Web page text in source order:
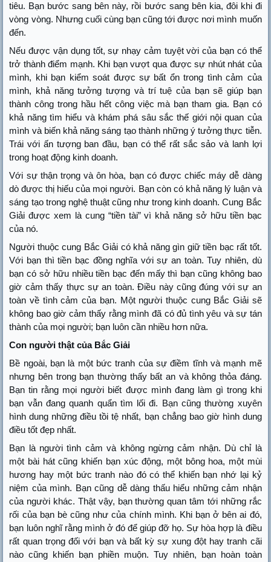
tiêu. Bạn bước sang bên này, rồi bước sang bên kia, đôi khi đi
vòng vòng. Nhưng cuối cùng bạn cũng tới được nơi mình muốn
đến.
Nếu được vận dụng tốt, sự nhạy cảm tuyệt vời của bạn có thể
trở thành điểm mạnh. Khi bạn vượt qua được sự nhút nhát của
mình, khi bạn kiểm soát được sự bất ổn trong tình cảm của
mình, khả năng tưởng tượng và trí tuệ của bạn sẽ giúp bạn
thành công trong hầu hết công việc mà bạn tham gia. Bạn có
khả năng tìm hiểu và khám phá sâu sắc thế giới nội quan của
mình và biến khả năng sáng tạo thành những ý tưởng thực tiễn.
Trái với ấn tượng ban đầu, bạn có thể rất sắc sảo và lanh lợi
trong hoạt động kinh doanh.
Với sự thận trọng và ôn hòa, bạn có được chiếc máy dễ dàng
dò được thị hiếu của mọi người. Bạn còn có khả năng lý luận và
sáng tạo trong nghệ thuật cũng như trong kinh doanh. Cung Bắc
Giải được xem là cung “tiền tài” vì khả năng sở hữu tiền bạc
của nó.
Người thuộc cung Bắc Giải có khả năng gìn giữ tiền bạc rất tốt.
Với bạn thì tiền bạc đồng nghĩa với sự an toàn. Tuy nhiên, dù
bạn có sở hữu nhiều tiền bạc đến mấy thì bạn cũng không bao
giờ cảm thấy thực sự an toàn. Điều này cũng đúng với sự an
toàn về tình cảm của bạn. Một người thuộc cung Bắc Giải sẽ
không bao giờ cảm thấy rằng mình đã có đủ tình yêu và sự tán
thành của mọi người; bạn luôn cần nhiều hơn nữa.
Con người thật của Bắc Giải
Bề ngoài, bạn là một bức tranh của sự điềm tĩnh và mạnh mẽ
nhưng bên trong bạn thường thấy bất an và không thỏa đáng.
Bạn tin rằng mọi người biết được mình đang làm gì trong khi
bạn vẫn đang quanh quẩn tìm lối đi. Bạn cũng thường xuyên
hình dung những điều tồi tệ nhất, bạn chẳng bao giờ hình dung
điều tốt đẹp nhất.
Bạn là người tình cảm và không ngừng cảm nhận. Dù chỉ là
một bài hát cũng khiến bạn xúc động, một bông hoa, một mùi
hương hay một bức tranh nào đó có thể khiến bạn nhớ lại kỷ
niệm của mình. Bạn cũng dễ dàng thấu hiểu những cảm nhận
của người khác. Thật vậy, bạn thường quan tâm tới những rắc
rối của bạn bè cũng như của chính mình. Khi bạn ở bên ai đó,
bạn luôn nghĩ rằng mình ở đó để giúp đỡ họ. Sự hòa hợp là điều
rất quan trọng đối với bạn và bất kỳ sự xung đột hay tranh cãi
nào cũng khiến bạn phiền muộn. Tuy nhiên, bạn hoàn toàn